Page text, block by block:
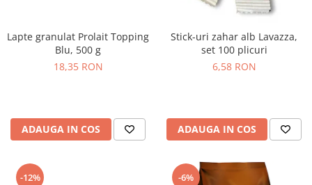
Lapte granulat Prolait Topping
Blu, 500 g
18,35 RON
ADAUGA IN COS
Stick-uri zahar alb Lavazza,
set 100 plicuri
6,58 RON
ADAUGA IN COS
-12% -6%